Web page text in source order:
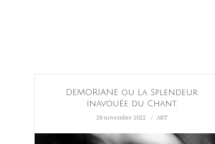
DEMORIANE ou La Splendeur
inavouée du Chant.
28 novembre 2022 ART